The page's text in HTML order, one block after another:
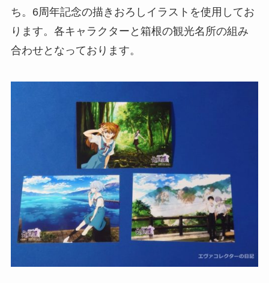
ち。6周年記念の描きおろしイラストを使用してお
ります。各キャラクターと箱根の観光名所の組み
合わせとなっております。